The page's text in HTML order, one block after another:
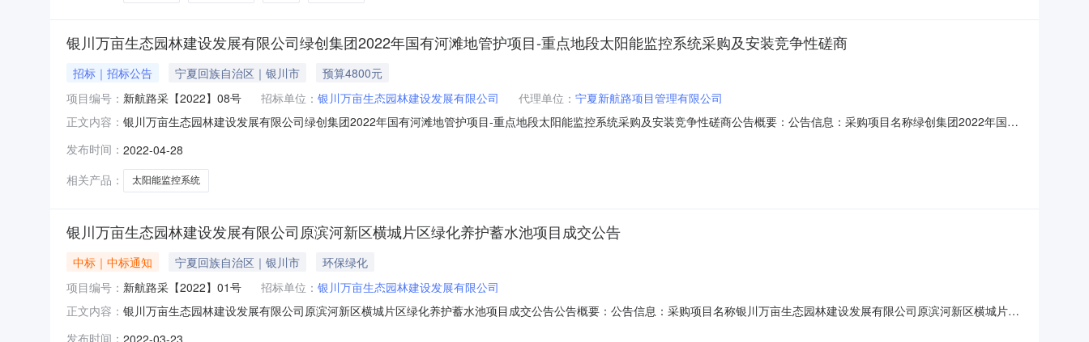
银川万亩生态园林建设发展有限公司绿创集团2022年国有河滩地管护项目-重点地段太阳能监控系统采购及安装竞争性磋商
招标｜招标公告 宁夏回族自治区｜银川市
预算4800元
项目编号： 新航路采【2022】08号 招标单位： 银川万亩生态园林建设发展有限公司 代理单位： 宁夏新航路项目管理有限公司
正文内容： 银川万亩生态园林建设发展有限公司绿创集团2022年国有河滩地管护项目-重点地段太阳能监控系统采购及安装竞争性磋商公告概要：公告信息：采购项目名称绿创集团2022年国有
2022年04月28日08:40获取采购文件时间2022年04月28日至2022年05月09日每日上午:8:30至12:00下午:14:00至18:00（北京时间，法定节假日除外）响应文件递
发布时间： 2022-04-28
相关产品：
太阳能监控系统
银川万亩生态园林建设发展有限公司原滨河新区横城片区绿化养护蓄水池项目成交公告
中标｜中标通知 宁夏回族自治区｜银川市
环保绿化
项目编号： 新航路采【2022】01号 招标单位： 银川万亩生态园林建设发展有限公司
正文内容： 银川万亩生态园林建设发展有限公司原滨河新区横城片区绿化养护蓄水池项目成交公告公告概要：公告信息：采购项目名称银川万亩生态园林建设发展有限公司原滨河新区横城片区
发布时间： 2022-03-23